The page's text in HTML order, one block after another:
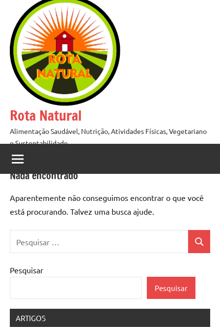
conteúdo
Rota Natural
Alimentação Saudável, Nutrição, Atividades Físicas, Vegetariano
e Sustentabilidade
Nada encontrado
Aparentemente não conseguimos encontrar o que você
está procurando. Talvez uma busca ajude.
por:
Pesquisar
Pesquisar
ARTIGOS